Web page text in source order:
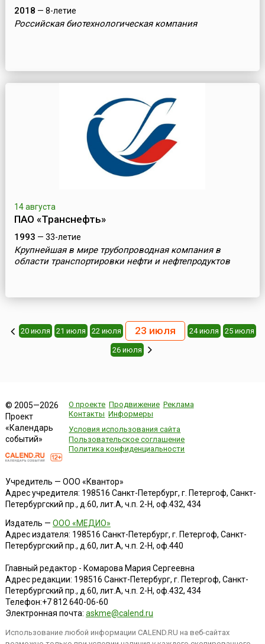
2018 — 8-летие
Российская биотехнологическая компания
14 августа
ПАО «Транснефть»
1993 — 33-летие
Крупнейшая в мире трубопроводная компания в
области транспортировки нефти и нефтепродуктов
20 июля 21 июля 22 июля 23 июля 24 июля 25 июля
26 июля
© 2005—2026
Проект
«Календарь
событий»
О проекте Продвижение Реклама
Контакты Информеры
Условия использования сайта
Пользовательское соглашение
Политика конфиденциальности
Учредитель — ООО «Квантор»
Адрес учредителя: 198516 Санкт-Петербург, г. Петергоф, Санкт-
Петербургский пр., д.60, лит.А, ч.п. 2-Н, оф.432, 434
Издатель — ООО «МЕДИО»
Адрес издателя: 198516 Санкт-Петербург, г. Петергоф, Санкт-
Петербургский пр., д.60, лит.А, ч.п. 2-Н, оф.440
Главный редактор - Комарова Мария Сергеевна
Адрес редакции: 198516 Санкт-Петербург, г. Петергоф, Санкт-
Петербургский пр., д.60, лит.А, ч.п. 2-Н, оф.432, 434
Телефон:+7 812 640-06-60
Электронная почта: askme@calend.ru
Использование любой информации CALEND.RU на веб-сайтах